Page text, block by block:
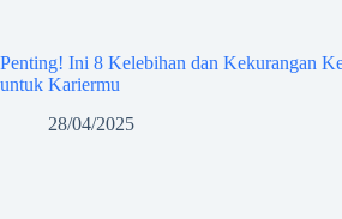
Penting! Ini 8 Kelebihan dan Kekurangan
untuk Kariermu
28/04/2025